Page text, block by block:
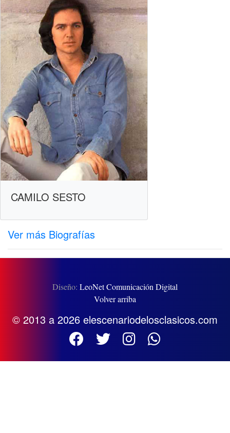
CAMILO SESTO
Ver más Biografías
Diseño: LeoNet Comunicación Digital
Volver arriba
© 2013 a 2026 elescenariodelosclasicos.com